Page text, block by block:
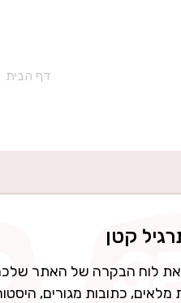
דף הבית
קטן
לוח הבקרה של האתר שלכם
מלאים, כתובות מגורים,